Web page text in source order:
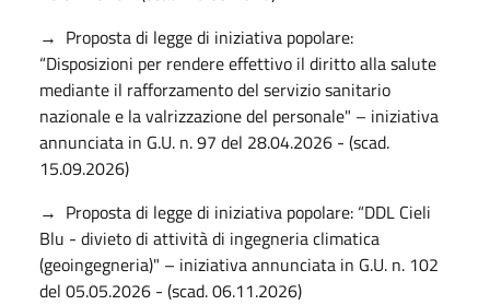
→ Proposta di legge di iniziativa popolare:
“Disposizioni per rendere effettivo il diritto alla salute
mediante il rafforzamento del servizio sanitario
nazionale e la valrizzazione del personale" – iniziativa
annunciata in G.U. n. 97 del 28.04.2026 - (scad.
15.09.2026)
→ Proposta di legge di iniziativa popolare: “DDL Cieli
Blu - divieto di attività di ingegneria climatica
(geoingegneria)" – iniziativa annunciata in G.U. n. 102
del 05.05.2026 - (scad. 06.11.2026)